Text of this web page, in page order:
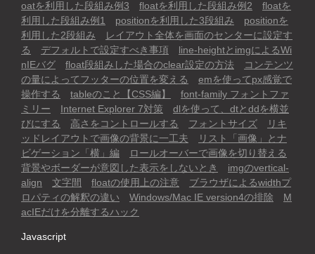
oatを利用した段組み例3
floatを利用した段組み例2
floatを
利用した段組み例1
positionを利用した3段組み
positionを
利用した2段組み
レイアウト全体を画面のセンターに設定す
る
デフォルトで設定すべき事項
line-heightとimgによるWi
nIEバグ
float段組みした場合のclear設定の方法
コンテンツ
の量によってフッターの位置を変える
emを使ってpx感覚で
操作する
tableのこと【CSS編】
font-family フォントファ
ミリー
Internet Explorer 7対策
dlを使って、dtとddを横並
びにする
高さをコントロールする フォントサイズ
リキ
ッドレイアウトで画像の背景に一工夫
リスト「画像」とナ
ビゲーション「横」編
ロールオーバーで画像を切り替える
背景やボーダーが意図した表示をしないとき
imgのvertical-
align
文字間 floatの使用上の注意
ブラウザによるwidthプ
ロパティの解釈の違い
Windows/Mac IE version4の排除
M
acIEだけを分離するハック
Javascript